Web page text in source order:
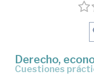
Derecho,
cuestiones